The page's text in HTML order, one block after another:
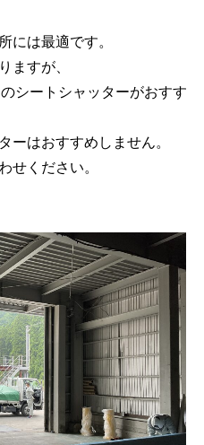
には最適です。
ますが、
シートシャッターがおすす
ーはおすすめしません。
せください。